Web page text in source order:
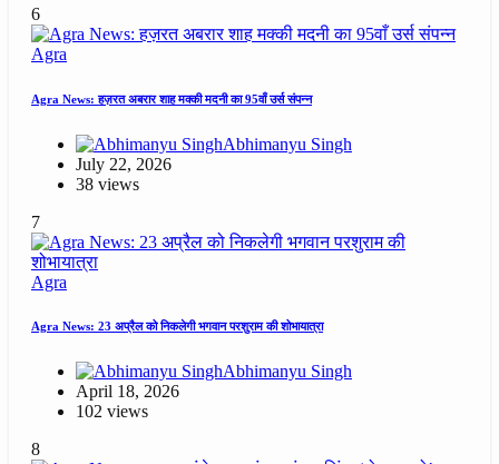
6
Agra
Agra News: हज़रत अबरार शाह मक्की मदनी का 95वाँ उर्स संपन्न
Abhimanyu Singh
July 22, 2026
38 views
7
Agra
Agra News: 23 अप्रैल को निकलेगी भगवान परशुराम की शोभायात्रा
Abhimanyu Singh
April 18, 2026
102 views
8